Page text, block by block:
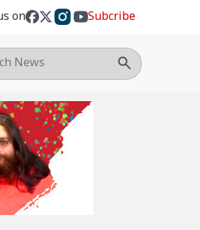
on Subcribe